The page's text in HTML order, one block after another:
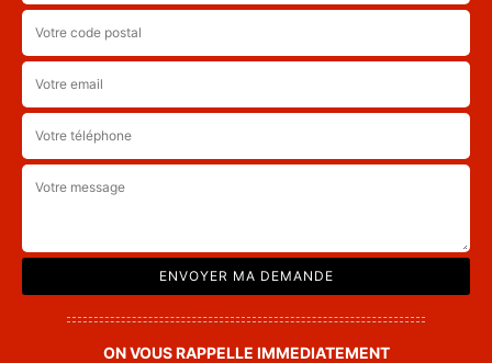
ON VOUS RAPPELLE IMMEDIATEMENT